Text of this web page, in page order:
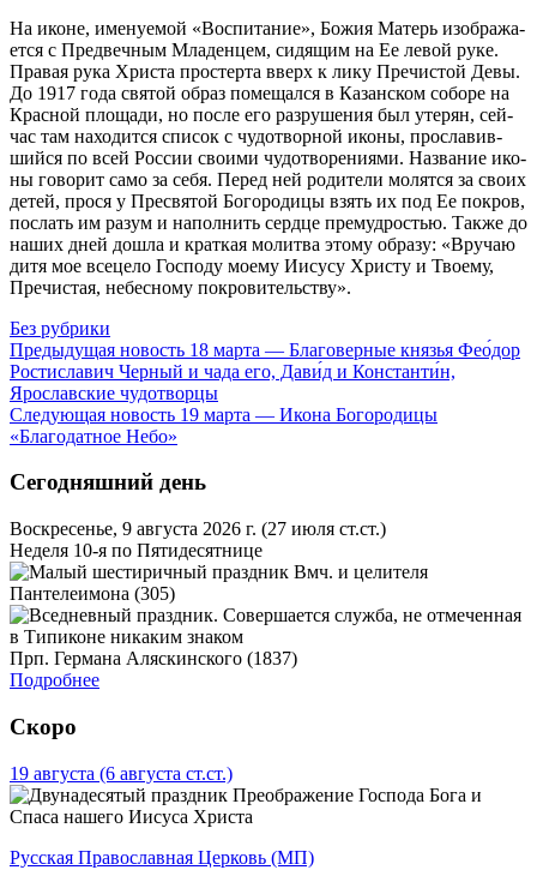
На иконе, име­ну­е­мой «Вос­пи­та­ние», Бо­жия Ма­терь изо­бра­жа­
ет­ся с Пред­веч­ным Мла­ден­цем, си­дя­щим на Ее ле­вой ру­ке.
Пра­вая ру­ка Хри­ста про­стер­та вверх к ли­ку Пре­чи­стой Де­вы.
До 1917 го­да свя­той об­раз по­ме­щал­ся в Ка­зан­ском со­бо­ре на
Крас­ной пло­ща­ди, но по­сле его раз­ру­ше­ния был уте­рян, сей­
час там на­хо­дит­ся спи­сок с чу­до­твор­ной ико­ны, про­сла­вив­
ший­ся по всей Рос­сии сво­и­ми чу­до­тво­ре­ни­я­ми. На­зва­ние ико­
ны го­во­рит са­мо за се­бя. Пе­ред ней ро­ди­те­ли мо­лят­ся за сво­их
де­тей, про­ся у Пре­свя­той Бо­го­ро­ди­цы взять их под Ее по­кров,
по­слать им ра­зум и на­пол­нить серд­це пре­муд­ро­стью. Так­же до
на­ших дней до­шла и крат­кая мо­лит­ва это­му об­ра­зу: «Вру­чаю
ди­тя мое все­це­ло Гос­по­ду мо­е­му Иису­су Хри­сту и Тво­е­му,
Пре­чи­стая, небес­но­му по­кро­ви­тель­ству».
Без рубрики
Предыдущая новость 18 марта — Благоверные князья Фео́дор
Ростиславич Черный и чада его, Дави́д и Константи́н,
Ярославские чудотворцы
Следующая новость 19 марта — Икона Богородицы
«Благодатное Небо»
Сегодняшний день
Воскресенье, 9 августа 2026 г. (27 июля ст.ст.)
Неделя 10-я по Пятидесятнице
Вмч. и целителя
Пантелеимона (305)
Прп. Германа Аляскинского (1837)
Подробнее
Скоро
19 августа (6 августа ст.ст.)
Преображение Господа Бога и
Спаса нашего Иисуса Христа
Русская Православная Церковь (МП)